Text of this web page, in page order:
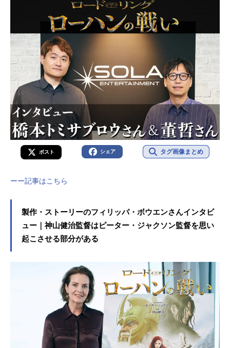
ポスト シェア タグ画像まとめ
ーー記事はこちら
製作・ストーリーのフィリッパ・ボウエンさんインタビ
ュー｜神山健治監督はピーター・ジャクソン監督を思い
起こさせる部分がある